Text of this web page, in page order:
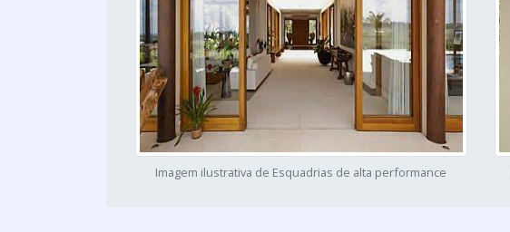
Imagem ilustrativa de Esquadrias de alta performance